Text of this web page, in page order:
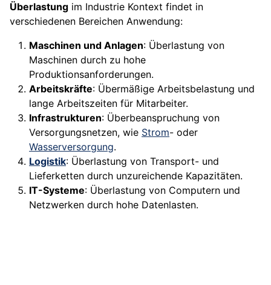
Überlastung im Industrie Kontext findet in
verschiedenen Bereichen Anwendung:
Maschinen und Anlagen: Überlastung von
Maschinen durch zu hohe
Produktionsanforderungen.
Arbeitskräfte: Übermäßige Arbeitsbelastung und
lange Arbeitszeiten für Mitarbeiter.
Infrastrukturen: Überbeanspruchung von
Versorgungsnetzen, wie Strom- oder
Wasserversorgung.
Logistik: Überlastung von Transport- und
Lieferketten durch unzureichende Kapazitäten.
IT-Systeme: Überlastung von Computern und
Netzwerken durch hohe Datenlasten.